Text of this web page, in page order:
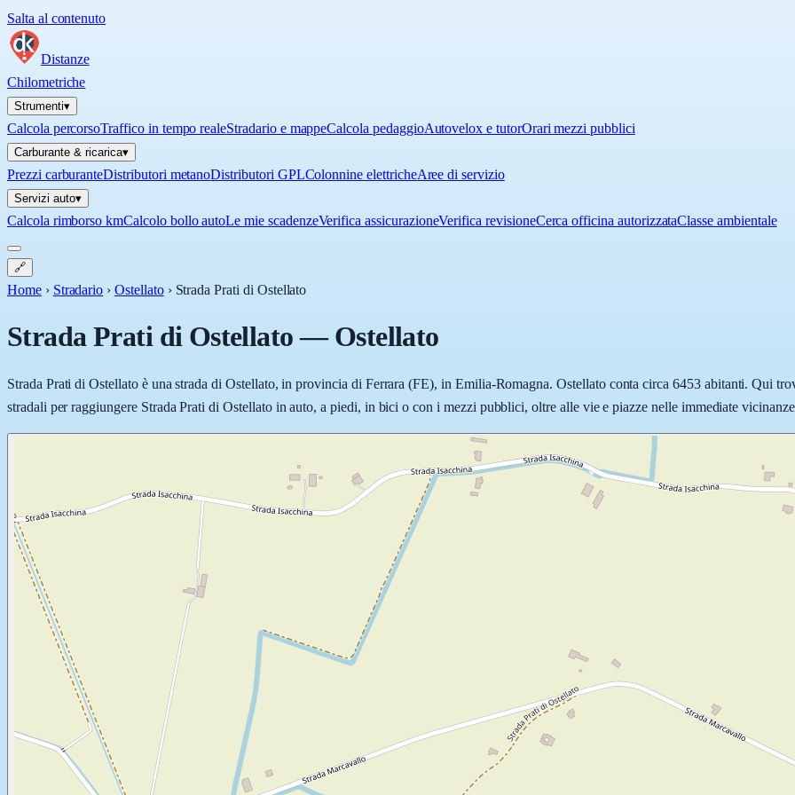
Salta al contenuto
Distanze
Chilometriche
Strumenti▾
Calcola percorsoTraffico in tempo realeStradario e mappeCalcola pedaggioAutovelox e tutorOrari mezzi pubblici
Carburante & ricarica▾
Prezzi carburanteDistributori metanoDistributori GPLColonnine elettricheAree di servizio
Servizi auto▾
Calcola rimborso kmCalcolo bollo autoLe mie scadenzeVerifica assicurazioneVerifica revisioneCerca officina autorizzataClasse ambientale
🔗
Home › Stradario › Ostellato › Strada Prati di Ostellato
Strada Prati di Ostellato—Ostellato
Strada Prati di Ostellato è una strada di Ostellato, in provincia di Ferrara (FE), in Emilia-Romagna. Ostellato conta circa 6453 abitanti. Qui
stradali per raggiungere Strada Prati di Ostellato in auto, a piedi, in bici o con i mezzi pubblici, oltre alle vie e piazze nelle immediate